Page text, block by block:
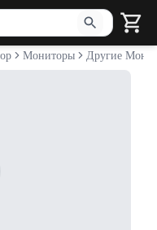
поиска. Нажмите Enter
Мониторы Другие